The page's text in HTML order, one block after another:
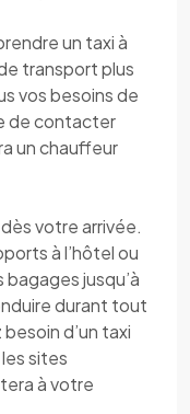
un taxi à
transport plus
vos besoins de
de contacter
un chauffeur
votre arrivée.
à l’hôtel ou
bagages jusqu’à
durant tout
d’un taxi
sites
à votre